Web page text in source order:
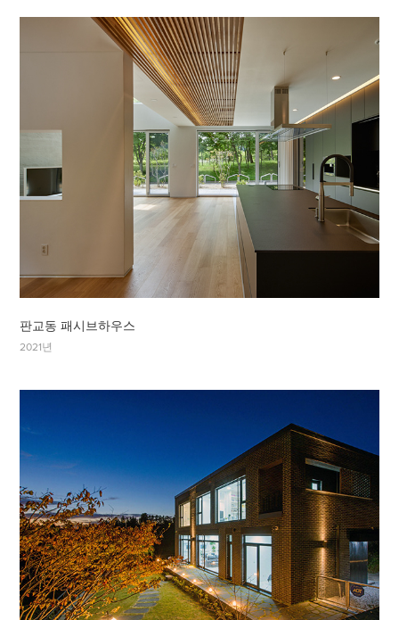
판교동 패시브하우스
2021년